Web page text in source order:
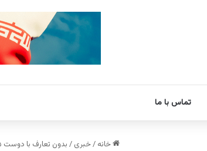
تماس با ما
خانه /خبری / بدون تعارف با دوست ۳۵ ساله حاج قاسم سلیمانی